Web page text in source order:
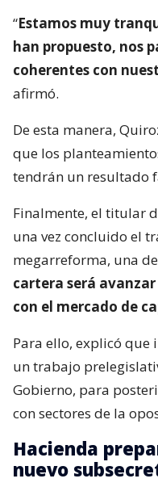
“Estamos muy
han propuesto, nos
coherentes con
afirmó.
De esta manera,
que los
tendrán un resultado
Finalmente, el titular
una vez concluido el
megarreforma, una de
cartera será
con el mercado de
Para ello, explicó
un trabajo
Gobierno, para
con sectores de la
Hacienda
nuevo